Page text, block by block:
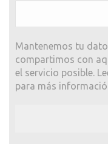
Mantenemos tu
compartimos con
el servicio posible.
para más